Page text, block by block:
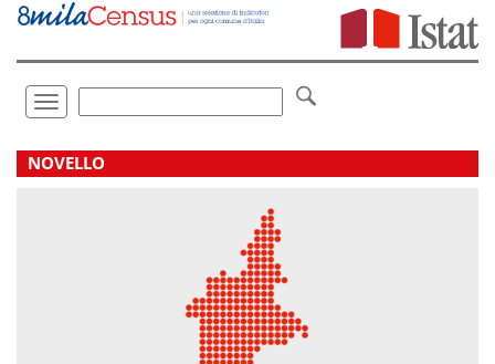
Vai
direttamente
Toggle
navigation
.
NOVELLO